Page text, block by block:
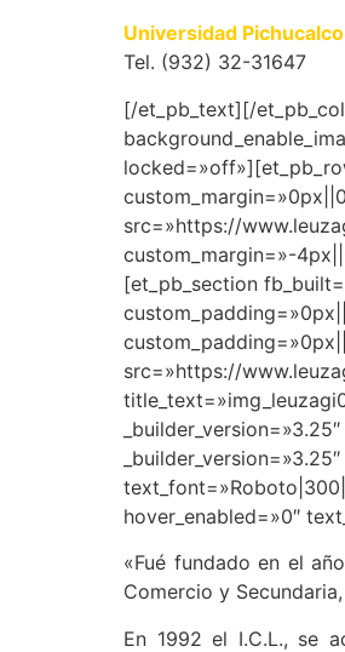
Universidad
Tel. (932) 32-31647
[/et_pb_text][/
src=»https://
custom_margin=»-
[et_pb_section
src=»https://
hover_enabled=»0″
«Fué fundado en el
Comercio y
En 1992 el I.C.L., se